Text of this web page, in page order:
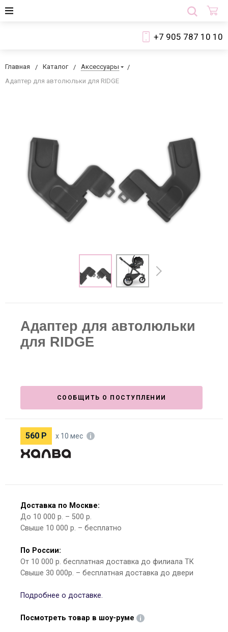
+7 905 787 10 10
Главная Каталог
Аксессуары
Адаптер для автолюльки для RIDGE
Адаптер для автолюльки
для RIDGE
СООБЩИТЬ О ПОСТУПЛЕНИИ
560 Р х 10 мес
Доставка по Москве:
До 10 000 р. – 500 р.
Свыше 10 000 р. – бесплатно
По России:
От 10 000 р. бесплатная доставка до филиала ТК
Свыше 30 000р. – бесплатная доставка до двери
Подробнее о доставке.
Посмотреть товар в шоу-руме